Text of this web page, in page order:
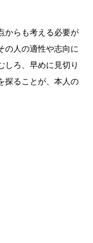
からも考える必要が
の人の適性や志向に
しろ、早めに見切り
探ることが、本人の